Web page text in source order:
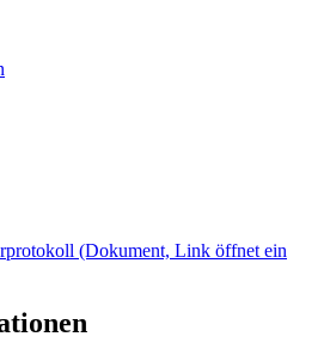
(Dokument, Link öffnet ein